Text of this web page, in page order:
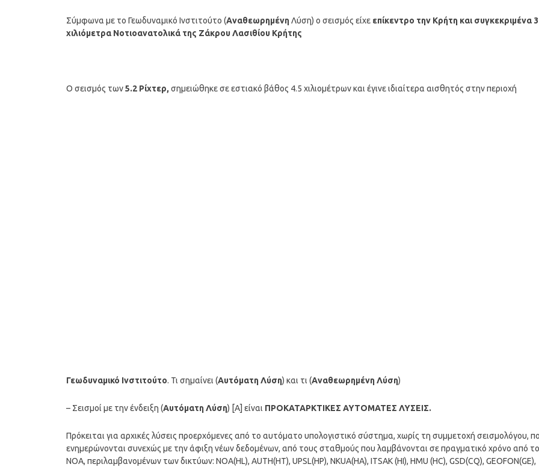
Σύμφωνα με το Γεωδυναμικό Ινστιτούτο (ΑναθεωρημένηΛύση) ο σεισμός είχε επίκεντρο την Κρήτη και συγκεκριμένα
χιλιόμετρα Νοτιοανατολικά της Ζάκρου Λασιθίου Κρήτης
Ο σεισμός των5.2 Ρίχτερ, σημειώθηκε σε εστιακό βάθος 4.5 χιλιομέτρων και έγινε ιδιαίτερα αισθητός στην περιοχή
Γεωδυναμικό Ινστιτούτο. Τι σημαίνει (Αυτόματη Λύση) και τι (Αναθεωρημένη Λύση)
– Σεισμοί με την ένδειξη (Αυτόματη Λύση) [A] είναι ΠΡΟΚΑΤΑΡΚΤΙΚΕΣ ΑΥΤΟΜΑΤΕΣ ΛΥΣΕΙΣ.
Πρόκειται για αρχικές λύσεις προερχόμενες από το αυτόματο υπολογιστικό σύστημα, χωρίς τη συμμετοχή σεισμολόγου,
ενημερώνονται συνεχώς με την άφιξη νέων δεδομένων, από τους σταθμούς που λαμβάνονται σε πραγματικό χρόνο από το
ΝΟΑ, περιλαμβανομένων των δικτύων: NOA(HL), AUTH(HT), UPSL(HP), NKUA(HA), ITSAK (HI), HMU (HC), GSD(CQ), GEOFON(GE),